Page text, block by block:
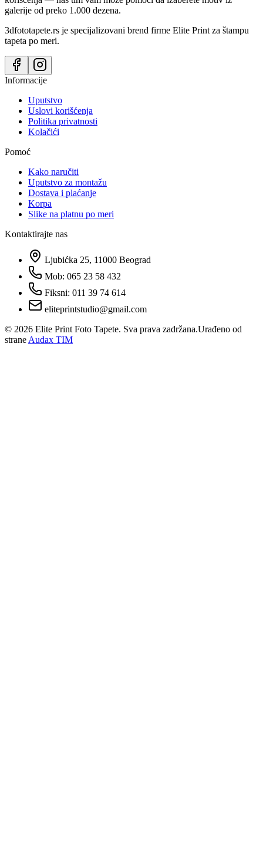
galerije od preko 1.000 dezena.
3dfototapete.rs je specijalizovani brend firme Elite Print za štampu
tapeta po meri.
Informacije
Uputstvo
Uslovi korišćenja
Politika privatnosti
Kolačići
Pomoć
Kako naručiti
Uputstvo za montažu
Dostava i plaćanje
Korpa
Slike na platnu po meri
Kontaktirajte nas
Ljubićka 25, 11000 Beograd
Mob: 065 23 58 432
Fiksni: 011 39 74 614
eliteprintstudio@gmail.com
© 2026 Elite Print Foto Tapete. Sva prava zadržana.Urađeno od
strane Audax TIM